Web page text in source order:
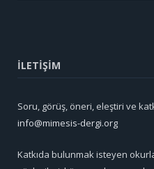
İLETİŞİM
Soru, görüş, öneri, eleştiri ve
info@mimesis-dergi.org
Katkıda bulunmak isteyen